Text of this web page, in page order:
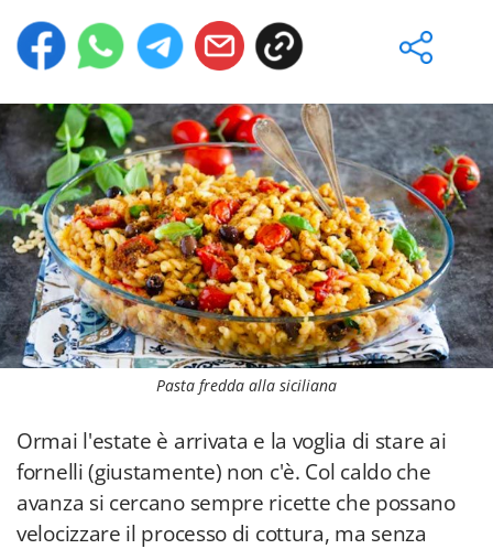
Pasta fredda alla siciliana
Ormai l'estate è arrivata e la voglia di stare ai
fornelli (giustamente) non c'è. Col caldo che
avanza si cercano sempre ricette che possano
velocizzare il processo di cottura, ma senza